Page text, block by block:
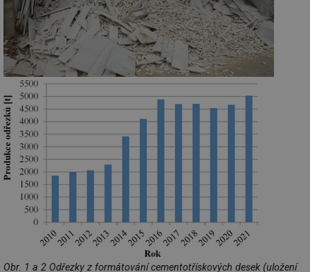
Obr. 1 a 2 Odřezky z formátování cementotřískových desek (uložení